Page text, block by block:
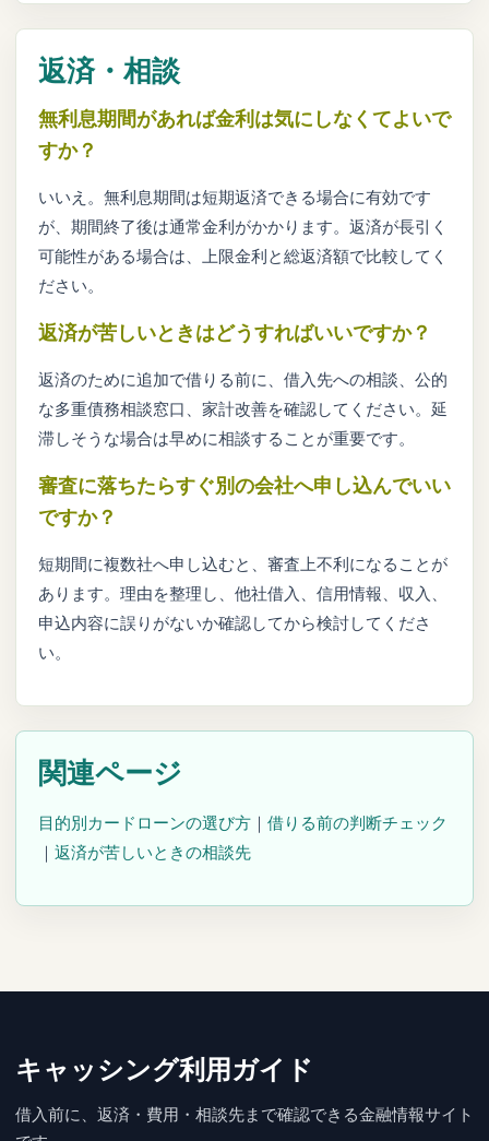
返済・相談
無利息期間があれば金利は気にしなくてよいで
すか？
いいえ。無利息期間は短期返済できる場合に有効です
が、期間終了後は通常金利がかかります。返済が長引く
可能性がある場合は、上限金利と総返済額で比較してく
ださい。
返済が苦しいときはどうすればいいですか？
返済のために追加で借りる前に、借入先への相談、公的
な多重債務相談窓口、家計改善を確認してください。延
滞しそうな場合は早めに相談することが重要です。
審査に落ちたらすぐ別の会社へ申し込んでいい
ですか？
短期間に複数社へ申し込むと、審査上不利になることが
あります。理由を整理し、他社借入、信用情報、収入、
申込内容に誤りがないか確認してから検討してくださ
い。
関連ページ
目的別カードローンの選び方 ｜ 借りる前の判断チェック
｜ 返済が苦しいときの相談先
キャッシング利用ガイド
借入前に、返済・費用・相談先まで確認できる金融情報サイト